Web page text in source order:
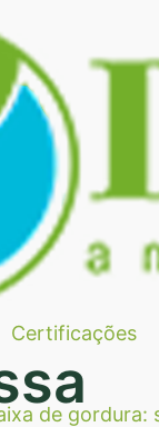
Certificações
de gordura: